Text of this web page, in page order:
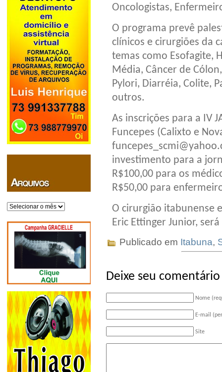
Arquivos
Oncologistas,
O programa prevê
clínicos e cirurgiões da
temas como Esofagite,
Média, Câncer de
Pylori, Diarréia, Colite,
outros.
As inscrições para a IV
Funcepes (Calixto e
investimento para a
R$100,00 para os
R$50,00 para
O cirurgião itabunense
Eric Ettinger Junior,
Publicado em Itabuna,
Deixe seu comentário
Nome
E-mail
Site